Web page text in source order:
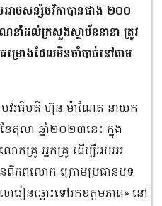
អាចសន្សំថវិកាបានជាង ២០០
ែនាំដល់ក្រសួងស្ថាប័ននានា ត្រូវ
រោងដែលមិនចាំបាច់នៅតាម
បវរធិបតី ហ៊ុន ម៉ាណែត នាយក
ខែតុលា ឆ្នាំ២០២៣នេះ ក្នុង
រូ អ្នកគ្រូ ដើម្បីអបអរ
នពិភពលោក ក្រោមប្រធានបទ
រៀនឆ្ពោះទៅរកឧត្តមភាព» នៅ